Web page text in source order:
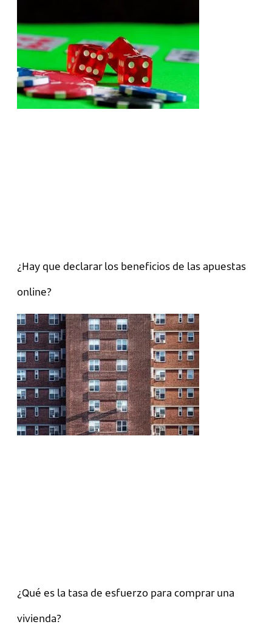
¿Hay que declarar los beneficios de las apuestas
online?
¿Qué es la tasa de esfuerzo para comprar una
vivienda?